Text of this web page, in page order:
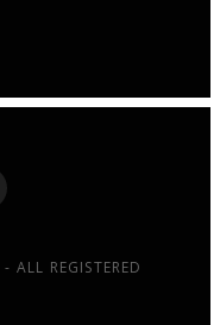
- ALL REGISTERED